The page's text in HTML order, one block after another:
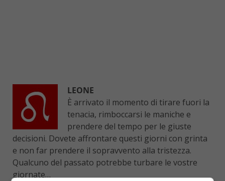
LEONE
È arrivato il momento di tirare fuori la
tenacia, rimboccarsi le maniche e
prendere del tempo per le giuste
decisioni. Dovete affrontare questi giorni con grinta
e non far prendere il sopravvento alla tristezza.
Qualcuno del passato potrebbe turbare le vostre
giornate…